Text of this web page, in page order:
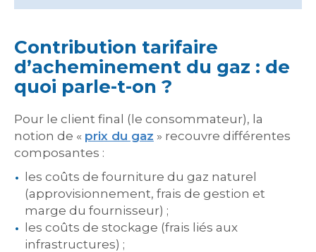
Contribution tarifaire
d’acheminement du gaz : de
quoi parle-t-on ?
Pour le client final (le consommateur), la
notion de « prix du gaz » recouvre différentes
composantes :
les coûts de fourniture du gaz naturel
(approvisionnement, frais de gestion et
marge du fournisseur) ;
les coûts de stockage (frais liés aux
infrastructures) ;